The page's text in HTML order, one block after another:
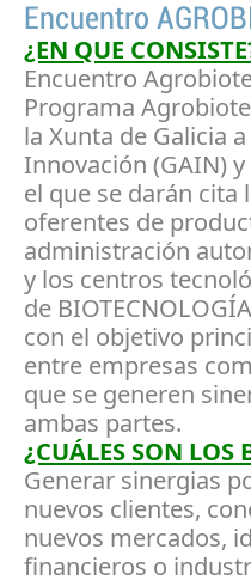
Encuentro
¿EN QUE
Encuentro
Programa
la Xunta de Galicia
Innovación (GAIN)
el que se darán cita
oferentes de
administración
y los centros
de
con el objetivo
entre empresas
que se generen
ambas partes.
¿CUÁLES SON LOS
Generar sinergias
nuevos clientes,
nuevos mercados,
financieros o